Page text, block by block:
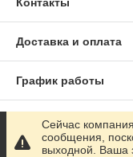
Доставка и оплата
График работы
Полная версия сайта
Сейчас
сообщения,
выходной. Ваша